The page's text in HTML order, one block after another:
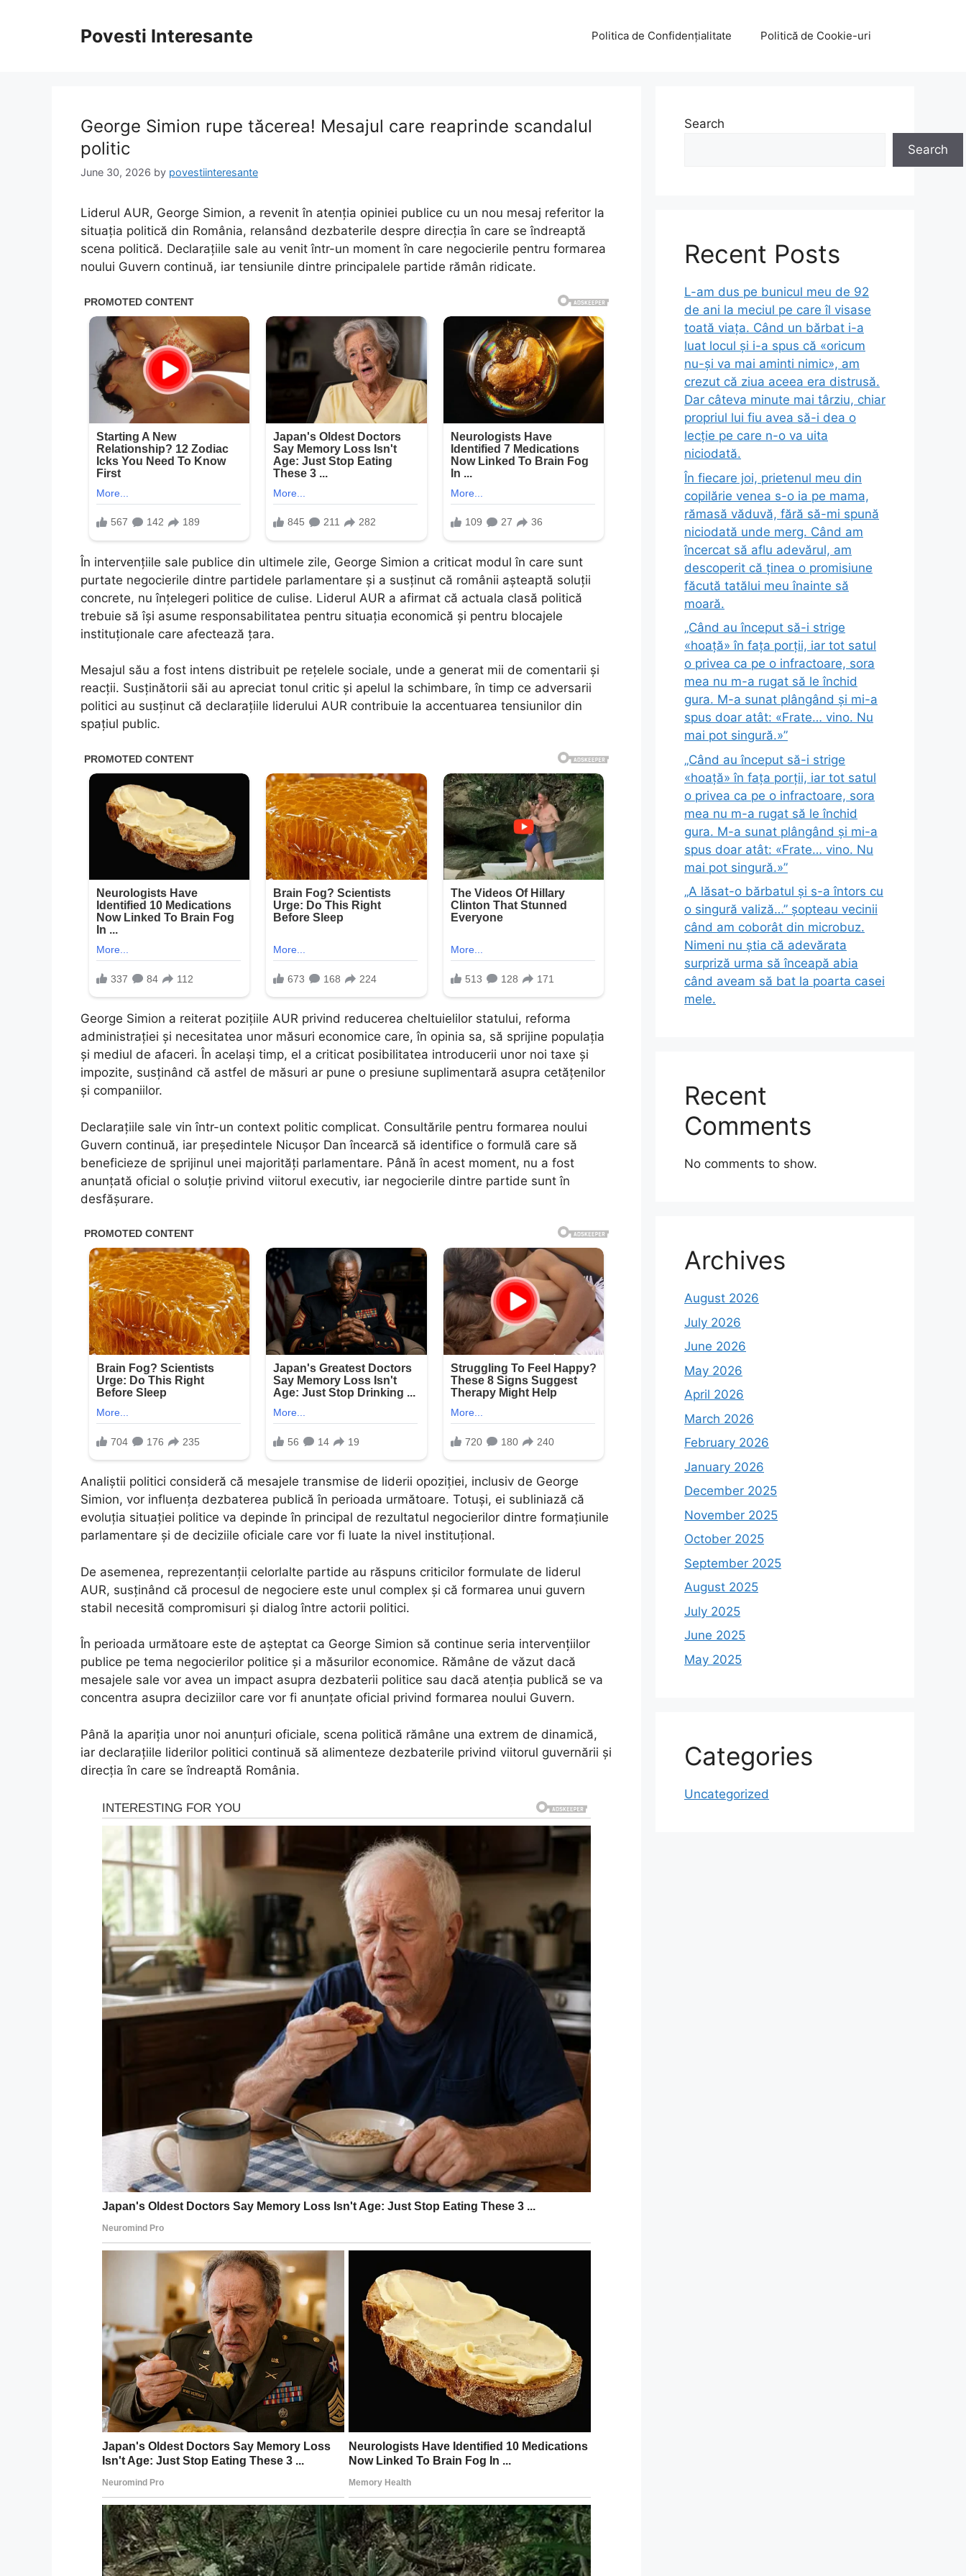
Povesti Interesante Politica de Confidențialitate Politică de Cookie-uri
George Simion rupe tăcerea! Mesajul care reaprinde scandalul
politic
June 30, 2026 by povestiinteresante
Liderul AUR, George Simion, a revenit în atenția opiniei publice cu un nou mesaj referitor la
situația politică din România, relansând dezbaterile despre direcția în care se îndreaptă
scena politică. Declarațiile sale au venit într-un moment în care negocierile pentru formarea
noului Guvern continuă, iar tensiunile dintre principalele partide rămân ridicate.
În intervențiile sale publice din ultimele zile, George Simion a criticat modul în care sunt
purtate negocierile dintre partidele parlamentare și a susținut că românii așteaptă soluții
concrete, nu înțelegeri politice de culise. Liderul AUR a afirmat că actuala clasă politică
trebuie să își asume responsabilitatea pentru situația economică și pentru blocajele
instituționale care afectează țara.
Mesajul său a fost intens distribuit pe rețelele sociale, unde a generat mii de comentarii și
reacții. Susținătorii săi au apreciat tonul critic și apelul la schimbare, în timp ce adversarii
politici au susținut că declarațiile liderului AUR contribuie la accentuarea tensiunilor din
spațiul public.
George Simion a reiterat pozițiile AUR privind reducerea cheltuielilor statului, reforma
administrației și necesitatea unor măsuri economice care, în opinia sa, să sprijine populația
și mediul de afaceri. În același timp, el a criticat posibilitatea introducerii unor noi taxe și
impozite, susținând că astfel de măsuri ar pune o presiune suplimentară asupra cetățenilor
și companiilor.
Declarațiile sale vin într-un context politic complicat. Consultările pentru formarea noului
Guvern continuă, iar președintele Nicușor Dan încearcă să identifice o formulă care să
beneficieze de sprijinul unei majorități parlamentare. Până în acest moment, nu a fost
anunțată oficial o soluție privind viitorul executiv, iar negocierile dintre partide sunt în
desfășurare.
Analiștii politici consideră că mesajele transmise de liderii opoziției, inclusiv de George
Simion, vor influența dezbaterea publică în perioada următoare. Totuși, ei subliniază că
evoluția situației politice va depinde în principal de rezultatul negocierilor dintre formațiunile
parlamentare și de deciziile oficiale care vor fi luate la nivel instituțional.
De asemenea, reprezentanții celorlalte partide au răspuns criticilor formulate de liderul
AUR, susținând că procesul de negociere este unul complex și că formarea unui guvern
stabil necesită compromisuri și dialog între actorii politici.
În perioada următoare este de așteptat ca George Simion să continue seria intervențiilor
publice pe tema negocierilor politice și a măsurilor economice. Rămâne de văzut dacă
mesajele sale vor avea un impact asupra dezbaterii politice sau dacă atenția publică se va
concentra asupra deciziilor care vor fi anunțate oficial privind formarea noului Guvern.
Până la apariția unor noi anunțuri oficiale, scena politică rămâne una extrem de dinamică,
iar declarațiile liderilor politici continuă să alimenteze dezbaterile privind viitorul guvernării și
direcția în care se îndreaptă România.
Search
Search
Recent Posts
L-am dus pe bunicul meu de 92
de ani la meciul pe care îl visase
toată viața. Când un bărbat i-a
luat locul și i-a spus că «oricum
nu-și va mai aminti nimic», am
crezut că ziua aceea era distrusă.
Dar câteva minute mai târziu, chiar
propriul lui fiu avea să-i dea o
lecție pe care n-o va uita
niciodată.
În fiecare joi, prietenul meu din
copilărie venea s-o ia pe mama,
rămasă văduvă, fără să-mi spună
niciodată unde merg. Când am
încercat să aflu adevărul, am
descoperit că ținea o promisiune
făcută tatălui meu înainte să
moară.
„Când au început să-i strige
«hoață» în fața porții, iar tot satul
o privea ca pe o infractoare, sora
mea nu m-a rugat să le închid
gura. M-a sunat plângând și mi-a
spus doar atât: «Frate… vino. Nu
mai pot singură.»”
„Când au început să-i strige
«hoață» în fața porții, iar tot satul
o privea ca pe o infractoare, sora
mea nu m-a rugat să le închid
gura. M-a sunat plângând și mi-a
spus doar atât: «Frate… vino. Nu
mai pot singură.»”
„A lăsat-o bărbatul și s-a întors cu
o singură valiză…” șopteau vecinii
când am coborât din microbuz.
Nimeni nu știa că adevărata
surpriză urma să înceapă abia
când aveam să bat la poarta casei
mele.
Recent
Comments
No comments to show.
Archives
August 2026
July 2026
June 2026
May 2026
April 2026
March 2026
February 2026
January 2026
December 2025
November 2025
October 2025
September 2025
August 2025
July 2025
June 2025
May 2025
Categories
Uncategorized